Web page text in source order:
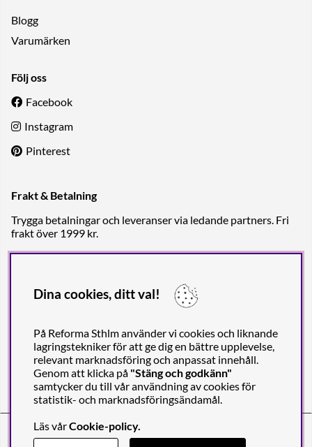
Blogg
Varumärken
Följ oss
Facebook
Instagram
Pinterest
Frakt & Betalning
Trygga betalningar och leveranser via ledande partners. Fri
frakt över 1999 kr.
Reforma Sthlm AB (org. no. 556849-2606)
Dina cookies, ditt val!
På Reforma Sthlm använder vi cookies och liknande
lagringstekniker för att ge dig en bättre upplevelse,
relevant marknadsföring och anpassat innehåll.
Genom att klicka på "Stäng och godkänn"
samtycker du till vår användning av cookies för
statistik- och marknadsföringsändamål.
Läs vårCookie-policy.